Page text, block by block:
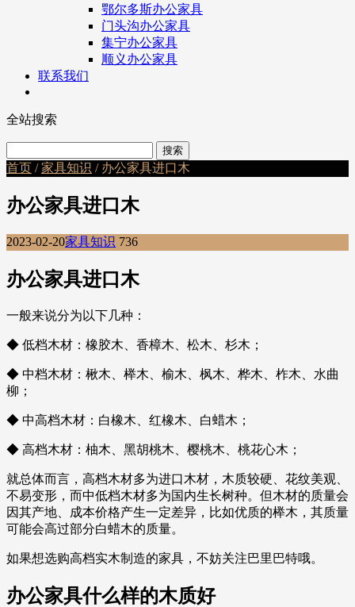
鄂尔多斯办公家具
门头沟办公家具
集宁办公家具
顺义办公家具
联系我们
全站搜索
首页 /家具知识 / 办公家具进口木
办公家具进口木
2023-02-20家具知识 736
办公家具进口木
一般来说分为以下几种：
◆ 低档木材：橡胶木、香樟木、松木、杉木；
◆ 中档木材：楸木、榉木、榆木、枫木、桦木、柞木、水曲
柳；
◆ 中高档木材：白橡木、红橡木、白蜡木；
◆ 高档木材：柚木、黑胡桃木、樱桃木、桃花心木；
就总体而言，高档木材多为进口木材，木质较硬、花纹美观、
不易变形，而中低档木材多为国内生长树种。但木材的质量会
因其产地、成本价格产生一定差异，比如优质的榉木，其质量
可能会高过部分白蜡木的质量。
如果想选购高档实木制造的家具，不妨关注巴里巴特哦。
办公家具什么样的木质好